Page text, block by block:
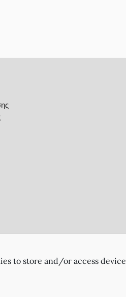
to store and/or access device